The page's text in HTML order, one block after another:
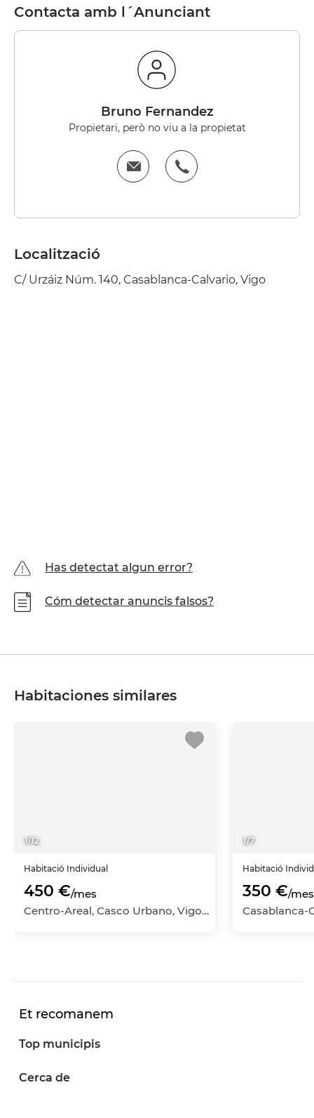
Contacta amb l´Anunciant
Bruno Fernandez
Propietari, però no viu a la propietat
Localització
C/ Urzáiz Núm. 140, Casablanca-Calvario, Vigo
Has detectat algun error?
Cóm detectar anuncis falsos?
Habitaciones similares
1/12
Habitació Individual
450 €/mes
Centro-Areal, Casco Urbano, Vigo, Pontevedra
1/7
Habitació
350 €/mes
Et recomanem
Top municipis
Cerca de